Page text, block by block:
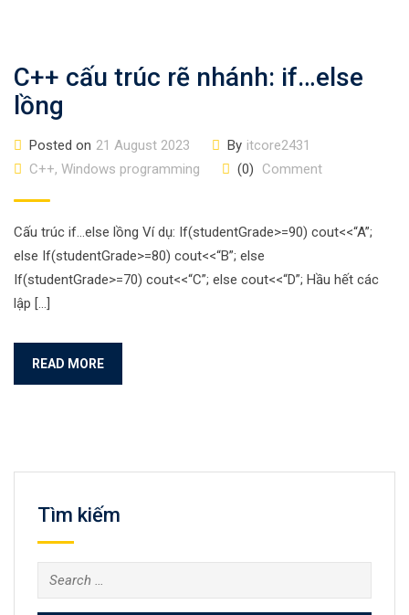
C++ cấu trúc rẽ nhánh: if…else
lồng
Posted on 21 August 2023 By itcore2431
C++, Windows programming
(0) Comment
Cấu trúc if…else lồng Ví dụ: If(studentGrade>=90) cout<<“A”;
else If(studentGrade>=80) cout<<“B”; else
If(studentGrade>=70) cout<<“C”; else cout<<“D”; Hầu hết các
lập […]
READ MORE
Tìm kiếm
Search
for: